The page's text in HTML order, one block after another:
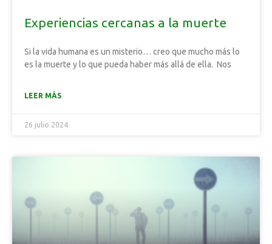
Experiencias cercanas a la muerte
Si la vida humana es un misterio… creo que mucho más lo
es la muerte y lo que pueda haber más allá de ella. Nos
LEER MÁS
26 julio 2024